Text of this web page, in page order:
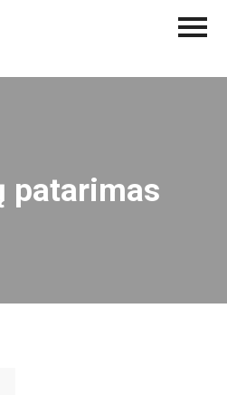
patarimas